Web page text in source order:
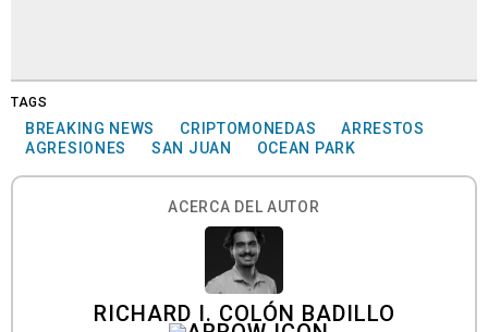
TAGS
BREAKING NEWS CRIPTOMONEDAS
ARRESTOS
AGRESIONES
SAN JUAN OCEAN PARK
ACERCA DEL AUTOR
RICHARD I. COLÓN BADILLO